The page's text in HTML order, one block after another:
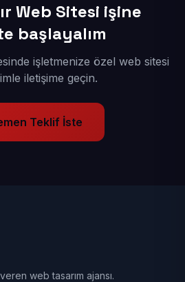
Web Sitesi işine
başlayalım
işletmenize özel web sitesi
iletişime geçin.
Teklif İste
web tasarım ajansı.